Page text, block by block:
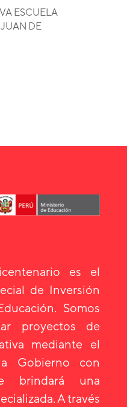
ESCUELA
DE
es el
de Inversión
Somos
proyectos de
mediante el
Gobierno con
brindará una
A través